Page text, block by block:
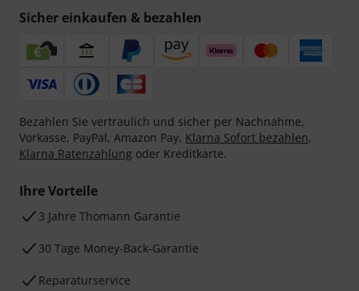
Sicher einkaufen & bezahlen
Bezahlen Sie vertraulich und sicher per Nachnahme,
Vorkasse, PayPal, Amazon Pay, Klarna Sofort bezahlen,
Klarna Ratenzahlung oder Kreditkarte.
Ihre Vorteile
3 Jahre Thomann Garantie
30 Tage Money-Back-Garantie
Reparaturservice